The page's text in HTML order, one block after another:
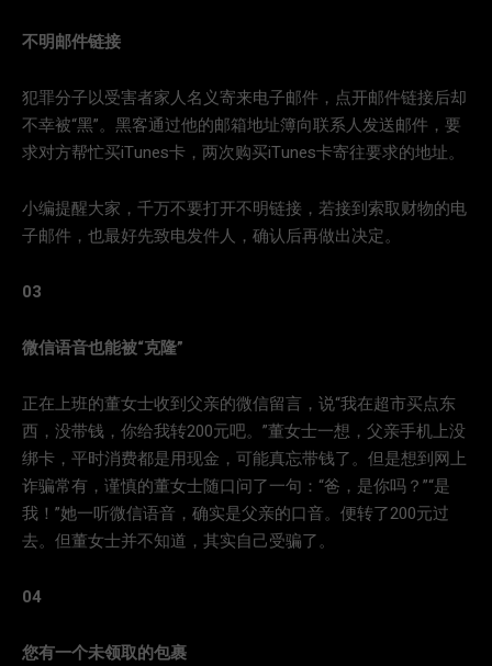
不明邮件链接
犯罪分子以受害者家人名义寄来电子邮件，点开邮件链接后却
不幸被“黑”。黑客通过他的邮箱地址簿向联系人发送邮件，要
求对方帮忙买iTunes卡，两次购买iTunes卡寄往要求的地址。
小编提醒大家，千万不要打开不明链接，若接到索取财物的电
子邮件，也最好先致电发件人，确认后再做出决定。
03
微信语音也能被“克隆”
正在上班的董女士收到父亲的微信留言，说“我在超市买点东
西，没带钱，你给我转200元吧。”董女士一想，父亲手机上没
绑卡，平时消费都是用现金，可能真忘带钱了。但是想到网上
诈骗常有，谨慎的董女士随口问了一句：“爸，是你吗？”“是
我！”她一听微信语音，确实是父亲的口音。便转了200元过
去。但董女士并不知道，其实自己受骗了。
04
您有一个未领取的包裹